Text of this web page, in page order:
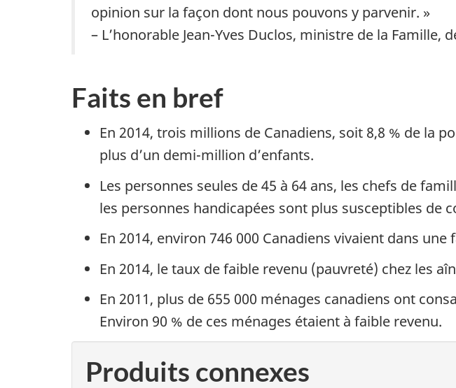
opinion sur la façon dont nous pouvons y parvenir. »
– L’honorable Jean-Yves Duclos, ministre de la Famille,
Faits en bref
En 2014, trois millions de Canadiens, soit 8,8 % de la
plus d’un demi-million d’enfants.
Les personnes seules de 45 à 64 ans, les chefs de
les personnes handicapées sont plus susceptibles de
En 2014, environ 746 000 Canadiens vivaient dans
En 2014, le taux de faible revenu (pauvreté) chez les
En 2011, plus de 655 000 ménages canadiens ont
Environ 90 % de ces ménages étaient à faible revenu.
Produits connexes